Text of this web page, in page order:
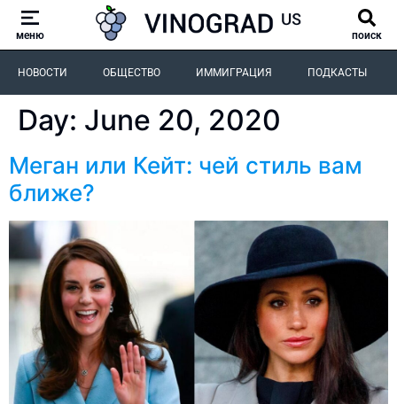
меню поиск
НОВОСТИ ОБЩЕСТВО ИММИГРАЦИЯ ПОДКАСТЫ
Day: June 20, 2020
Меган или Кейт: чей стиль вам
ближе?